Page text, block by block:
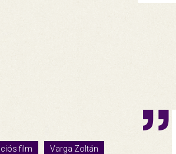
film Varga Zoltán